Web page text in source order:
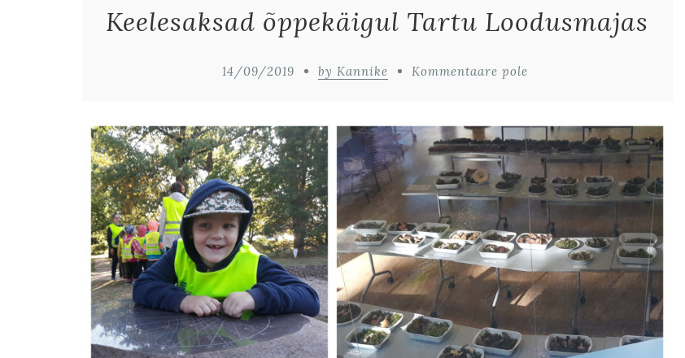
Keelesaksad õppekäigul Tartu Loodusmajas
14/09/2019 by Kannike Kommentaare pole